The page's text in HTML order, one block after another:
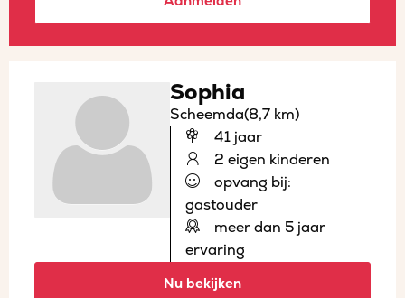
Sophia
Scheemda(8,7 km)
41 jaar
2 eigen kinderen
opvang bij:
gastouder
meer dan 5 jaar
ervaring
Nu bekijken